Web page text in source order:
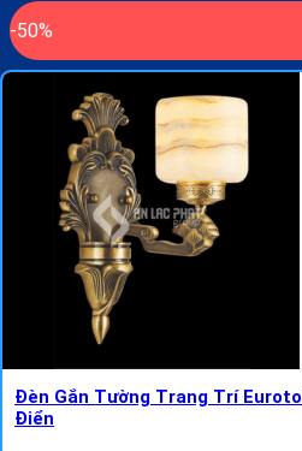
-50%
Đèn Gắn Tường Trang Trí
Điển